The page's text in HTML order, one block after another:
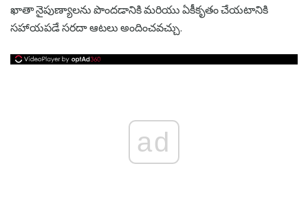
ఖాతా నైపుణ్యాలను పొందడానికి మరియు ఏకీకృతం చేయటానికి
సహాయపడే సరదా ఆటలు అందించవచ్చు.
ad